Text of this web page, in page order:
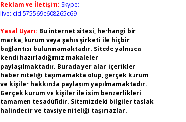
Reklam ve İletişim: Skype:
live:.cid.575569c608265c69
Yasal Uyarı: Bu internet sitesi, herhangi bir
marka, kurum veya şahıs şirketi ile hiçbir
bağlantısı bulunmamaktadır. Sitede yalnızca
kendi hazırladığımız makaleler
paylaşılmaktadır. Burada yer alan içerikler
haber niteliği taşımamakta olup, gerçek kurum
ve kişiler hakkında paylaşım yapılmamaktadır.
Gerçek kurum ve kişiler ile isim benzerlikleri
tamamen tesadüfidir. Sitemizdeki bilgiler taslak
halindedir ve tavsiye niteliği taşımazlar.